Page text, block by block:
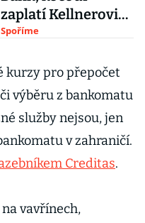
zaplatí Kellnerovi
akciemi
Spoříme
kurzy pro přepočet
výběru z bankomatu
služby nejsou, jen
v zahraničí.
Creditas.
vavřínech,